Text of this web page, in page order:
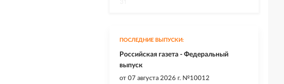
ПОСЛЕДНИЕ ВЫПУСКИ:
Российская газета - Федеральный
выпуск
от 07 августа 2026 г. №10012